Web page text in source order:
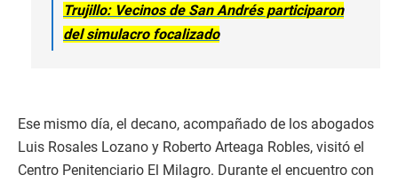
Trujillo: Vecinos de San Andrés participaron
del simulacro focalizado
Ese mismo día, el decano, acompañado de los abogados
Luis Rosales Lozano y Roberto Arteaga Robles, visitó el
Centro Penitenciario El Milagro. Durante el encuentro con